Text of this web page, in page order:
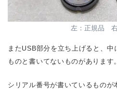
左：正規品
またUSB部分を立ち上げると、
ものと書いてないものがあります。
シリアル番号が書いているものが